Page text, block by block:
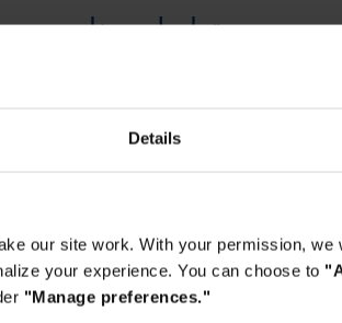
Details
our site work. With your permission, we
your experience. You can choose to
"Manage preferences."
تواصل معنا
تسجيل الدخول ودفع
الدخول إلى حسابك أو تعرف على كيفية